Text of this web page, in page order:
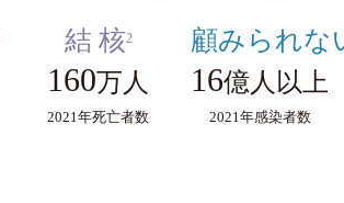
結 核2
160万人
2021年死亡者数
顧みられな
16億人以上
2021年感染者数